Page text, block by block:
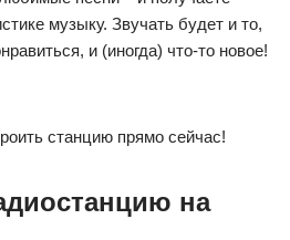
музыку. Звучать будет и то,
и (иногда) что-то новое!
станцию прямо сейчас!
на